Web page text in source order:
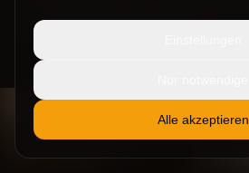
für „Blumenherz klein "blanko"“.
Alle akzeptieren